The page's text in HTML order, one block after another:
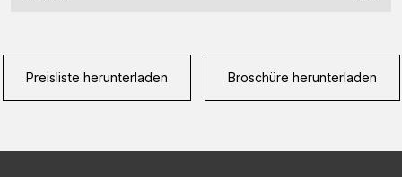
Preisliste herunterladen Broschüre herunterladen
Vraag
(Required)